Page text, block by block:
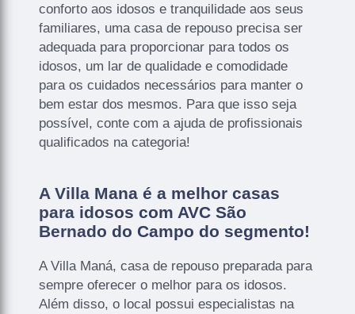
conforto aos idosos e tranquilidade aos seus
familiares, uma casa de repouso precisa ser
adequada para proporcionar para todos os
idosos, um lar de qualidade e comodidade
para os cuidados necessários para manter o
bem estar dos mesmos. Para que isso seja
possível, conte com a ajuda de profissionais
qualificados na categoria!
A Villa Mana é a melhor casas
para idosos com AVC São
Bernado do Campo do segmento!
A Villa Maná, casa de repouso preparada para
sempre oferecer o melhor para os idosos.
Além disso, o local possui especialistas na